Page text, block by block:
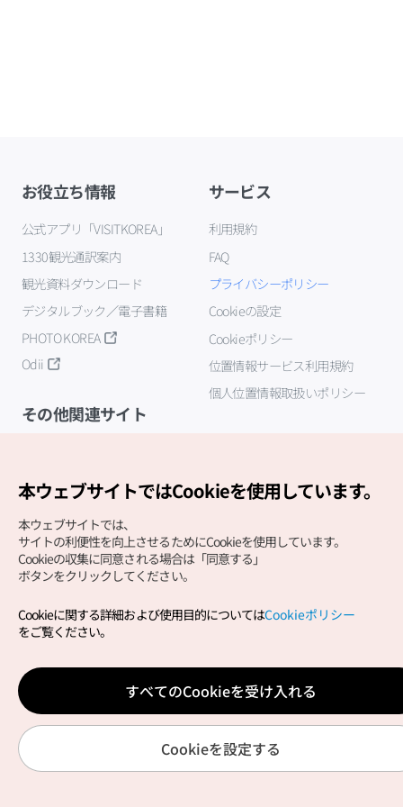
お役立ち情報
公式アプリ「VISITKOREA」
1330観光通訳案内
観光資料ダウンロード
デジタルブック／電子書籍
PHOTO KOREA
Odii
サービス
利用規約
FAQ
プライバシーポリシー
Cookieの設定
Cookieポリシー
位置情報サービス利用規約
個人位置情報取扱いポリシー
その他関連サイト
Copyright (c) Korea Tourism Organization All Rights
サイトエラー報告公式メール
japanese@knto.or.kr
本ウェブサイトではCookieを使用しています。
本ウェブサイトでは、
サイトの利便性を向上させるためにCookieを使用しています。
Cookieの収集に同意される場合は「同意する」
ボタンをクリックしてください。
Cookieに関する詳細および使用目的についてはCookieポリシー
をご覧ください。
すべてのCookieを受け入れる
Cookieを設定する